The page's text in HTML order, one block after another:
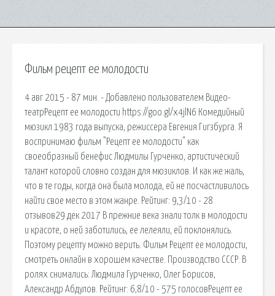
Фильм рецепт ее молодости
4 авг 2015 - 87 мин. - Добавлено пользователем Видео-
театрРецепт ее молодости https://goo.gl/x4jlN6 Комедийный
мюзикл 1983 года выпуска, режиссера Евгения Гигзбурга. Я
воспринимаю фильм "Рецепт ее молодости" как
своеобразный бенефис Людмилы Гурченко, артистический
талант которой словно создан для мюзиклов. И как же жаль,
что в те годы, когда она была молода, ей не посчастливилось
найти свое место в этом жанре. Рейтинг: 9,3/10 - 28
отзывов29 дек 2017 В прежние века знали толк в молодости
и красоте, о ней заботились, ее лелеяли, ей поклонялись.
Поэтому рецепту можно верить. Фильм Рецепт ее молодости,
смотреть онлайн в хорошем качестве. Производство СССР. В
ролях снимались: Людмила Гурченко, Олег Борисов,
Александр Абдулов. Рейтинг: 6,8/10 - 575 голосовРецепт ее